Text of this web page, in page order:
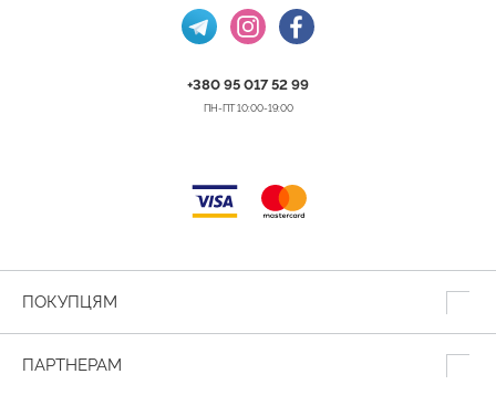
+380 95 017 52 99
ПН-ПТ 10:00-19:00
ПОКУПЦЯМ
ПАРТНЕРАМ